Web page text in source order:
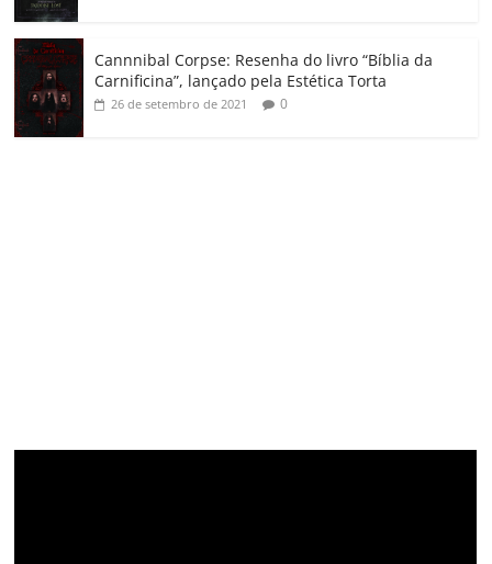
Cannnibal Corpse: Resenha do livro “Bíblia da
Carnificina”, lançado pela Estética Torta
26 de setembro de 2021 0